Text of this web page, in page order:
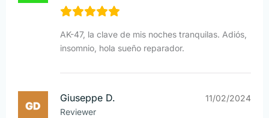
AK-47, la clave de mis noches tranquilas. Adiós,
insomnio, hola sueño reparador.
Giuseppe D.
Reviewer
11/02/2024